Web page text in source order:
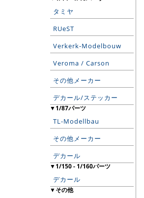
タミヤ
RUeST
Verkerk-Modelbouw
Veroma / Carson
その他メーカー
デカール/ステッカー
▼1/87パーツ
TL-Modellbau
その他メーカー
デカール
▼1/150 - 1/160パーツ
デカール
▼その他